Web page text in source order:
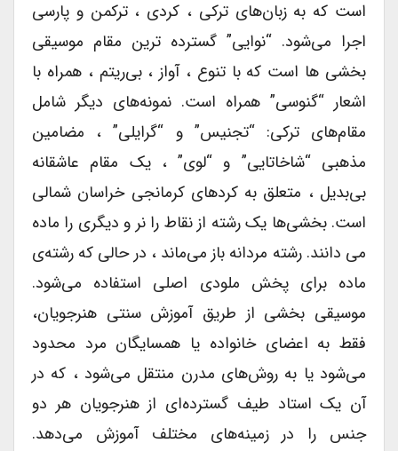
است که به زبان‌های ترکی ، کردی ، ترکمن و پارسی
اجرا می‌شود. “نوایی” گسترده ترین مقام موسیقی
بخشی ها است که با تنوع ، آواز ، بی‌ریتم ، همراه با
اشعار “گنوسی” همراه است. نمونه‌های دیگر شامل
مقام‌های ترکی: “تجنیس” و “گرایلی” ، مضامین
مذهبی “شاخاتایی” و “لوی” ، یک مقام عاشقانه
بی‌بدیل ، متعلق به کردهای کرمانجی خراسان شمالی
است. بخشی‌ها یک رشته از نقاط را نر و دیگری را ماده
می دانند. رشته مردانه باز می‌ماند ، در حالی که رشته‌ی
ماده برای پخش ملودی اصلی استفاده می‌شود.
موسیقی بخشی از طریق آموزش سنتی هنرجویان،
فقط به اعضای خانواده یا همسایگان مرد محدود
می‌شود یا به روش‌های مدرن منتقل می‌شود ، که در
آن یک استاد طیف گسترده‌ای از هنرجویان هر دو
جنس را در زمینه‌های مختلف آموزش می‌دهد.